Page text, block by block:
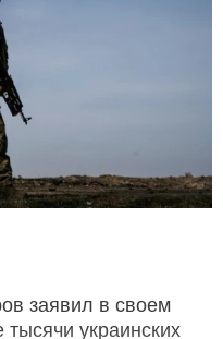
заявил в своем
тысячи украинских